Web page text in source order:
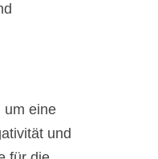
um eine
und